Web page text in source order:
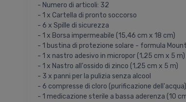
- Numero di articoli: 32
- 1 x Cartella di pronto soccorso
- 6 x Spille di sicurezza
- 1 x Borsa impermeabile (15,46 cm x 18 cm)
- 1 bustina di protezione solare - formula
- 1 x nastro adesivo in micropor (1,25 cm x 5 m)
- 1 x Nastro all'ossido di zinco (1,25 cm x 5 m)
- 3 x panni per la pulizia senza alcool
- 6 compresse di cloro (purificazione dell'acqua)
- 1 medicazione sterile a bassa aderenza (10